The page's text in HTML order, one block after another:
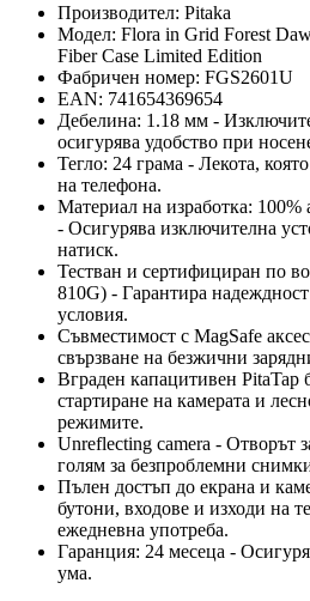
Производител: Pitaka
Модел: Flora in Grid Forest
Fiber Case Limited Edition
Фабричен номер: FGS2601U
EAN: 741654369654
Дебелина: 1.18 мм -
осигурява удобство при
Тегло: 24 грама - Лекота,
на телефона.
Материал на изработка:
- Осигурява изключителна
натиск.
Тестван и сертифициран по
810G) - Гарантира
условия.
Съвместимост с MagSafe
свързване на безжични
Вграден капацитивен PitaTap
стартиране на камерата и
режимите.
Unreflecting camera - Отворът
голям за безпроблемни
Пълен достъп до екрана и
бутони, входове и изходи на
ежедневна употреба.
Гаранция: 24 месеца -
ума.